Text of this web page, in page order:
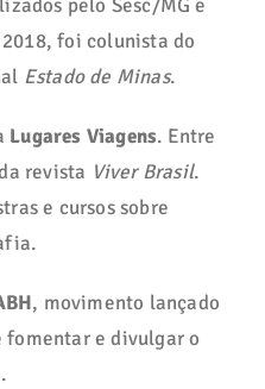
pelo Sesc/MG e
foi colunista do
Estado de Minas.
Lugares Viagens. Entre
revista Viver Brasil.
e cursos sobre
, movimento lançado
fomentar e divulgar o